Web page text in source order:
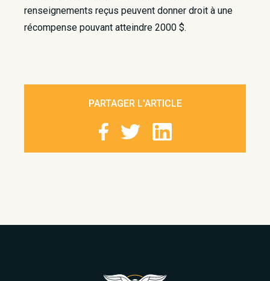
renseignements reçus peuvent donner droit à une
récompense pouvant atteindre 2000 $.​
PARTAGER L'ARTICLE